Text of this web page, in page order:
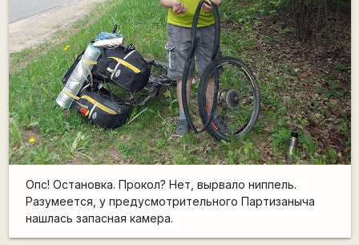
Опс! Остановка. Прокол? Нет, вырвало ниппель.
Разумеется, у предусмотрительного Партизаныча
нашлась запасная камера.